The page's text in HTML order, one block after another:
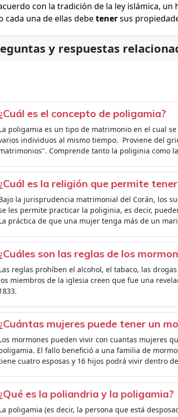
con la tradición de la ley islámica,
cada una de ellas debetenersus
y respuestas
es el concepto de poligamia?
poligamia es un tipo de matrimonio en el cual
individuos al mismo tiempo. ​ Proviene del
Comprende tanto la poliginia como
es la religión que permite
la jurisprudencia matrimonial del Corán, los
les permite practicar la poliginia, es decir,
práctica de que una mujer tenga más de un
son las reglas de los
reglas prohíben el alcohol, el tabaco, las
miembros de la iglesia creen que fue una
mujeres puede tener un
mormones pueden vivir con cuantas mujeres
El fallo benefició a una familia de
cuatro esposas y 16 hijos podrá vivir dentro
es la poliandria y la poligamia?
poligamia (es decir, la persona que está